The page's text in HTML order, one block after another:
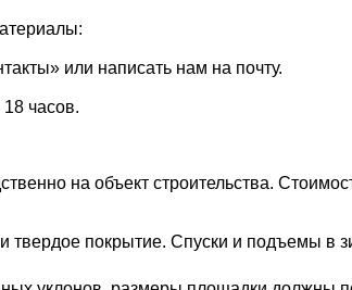
или написать нам на почту.
часов.
на объект строительства.
твердое покрытие. Спуски и подъемы в